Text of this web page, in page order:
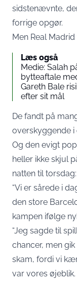
sidstenævnte,
forrige opgør.
Men Real
Læs også
Medie: Salah
bytteaftale
Gareth Bale
efter sit mål
De fandt på
overskyggende i
Og den evigt
heller ikke skjul
natten til torsdag:
“Vi er sårede i
den store
kampen ifølge
“Jeg sagde til
chancer, men
skam, fordi vi
var vores